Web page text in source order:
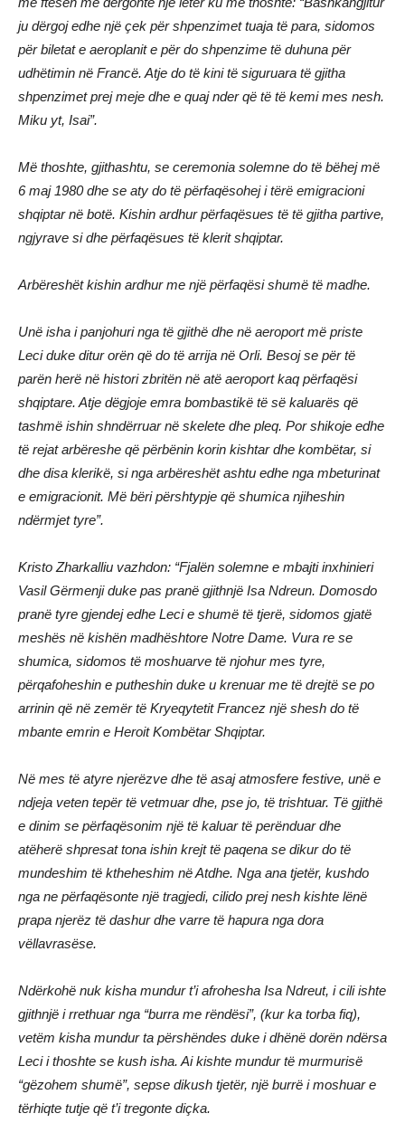
ju dërgoj edhe një çek për shpenzimet tuaja të para, sidomos
për biletat e aeroplanit e për do shpenzime të duhuna për
udhëtimin në Francë. Atje do të kini të siguruara të gjitha
shpenzimet prej meje dhe e quaj nder që të të kemi mes nesh.
Miku yt, Isai”.
Më thoshte, gjithashtu, se ceremonia solemne do të bëhej më
6 maj 1980 dhe se aty do të përfaqësohej i tërë emigracioni
shqiptar në botë. Kishin ardhur përfaqësues të të gjitha partive,
ngjyrave si dhe përfaqësues të klerit shqiptar.
Arbëreshët kishin ardhur me një përfaqësi shumë të madhe.
Unë isha i panjohuri nga të gjithë dhe në aeroport më priste
Leci duke ditur orën që do të arrija në Orli. Besoj se për të
parën herë në histori zbritën në atë aeroport kaq përfaqësi
shqiptare. Atje dëgjoje emra bombastikë të së kaluarës që
tashmë ishin shndërruar në skelete dhe pleq. Por shikoje edhe
të rejat arbëreshe që përbënin korin kishtar dhe kombëtar, si
dhe disa klerikë, si nga arbëreshët ashtu edhe nga mbeturinat
e emigracionit. Më bëri përshtypje që shumica njiheshin
ndërmjet tyre”.
Kristo Zharkalliu vazhdon: “Fjalën solemne e mbajti inxhinieri
Vasil Gërmenji duke pas pranë gjithnjë Isa Ndreun. Domosdo
pranë tyre gjendej edhe Leci e shumë të tjerë, sidomos gjatë
meshës në kishën madhështore Notre Dame. Vura re se
shumica, sidomos të moshuarve të njohur mes tyre,
përqafoheshin e putheshin duke u krenuar me të drejtë se po
arrinin që në zemër të Kryeqytetit Francez një shesh do të
mbante emrin e Heroit Kombëtar Shqiptar.
Në mes të atyre njerëzve dhe të asaj atmosfere festive, unë e
ndjeja veten tepër të vetmuar dhe, pse jo, të trishtuar. Të gjithë
e dinim se përfaqësonim një të kaluar të perënduar dhe
atëherë shpresat tona ishin krejt të paqena se dikur do të
mundeshim të ktheheshim në Atdhe. Nga ana tjetër, kushdo
nga ne përfaqësonte një tragjedi, cilido prej nesh kishte lënë
prapa njerëz të dashur dhe varre të hapura nga dora
vëllavrasëse.
Ndërkohë nuk kisha mundur t’i afrohesha Isa Ndreut, i cili ishte
gjithnjë i rrethuar nga “burra me rëndësi”, (kur ka torba fiq),
vetëm kisha mundur ta përshëndes duke i dhënë dorën ndërsa
Leci i thoshte se kush isha. Ai kishte mundur të murmurisë
“gëzohem shumë”, sepse dikush tjetër, një burrë i moshuar e
tërhiqte tutje që t’i tregonte diçka.